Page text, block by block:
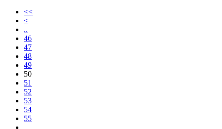
<<
<
..
46
47
48
49
50
51
52
53
54
55